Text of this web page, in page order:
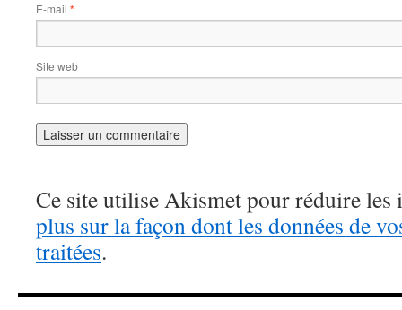
E-mail *
Site web
Ce site utilise Akismet pour réduire les
plus sur la façon dont les données de
traitées.